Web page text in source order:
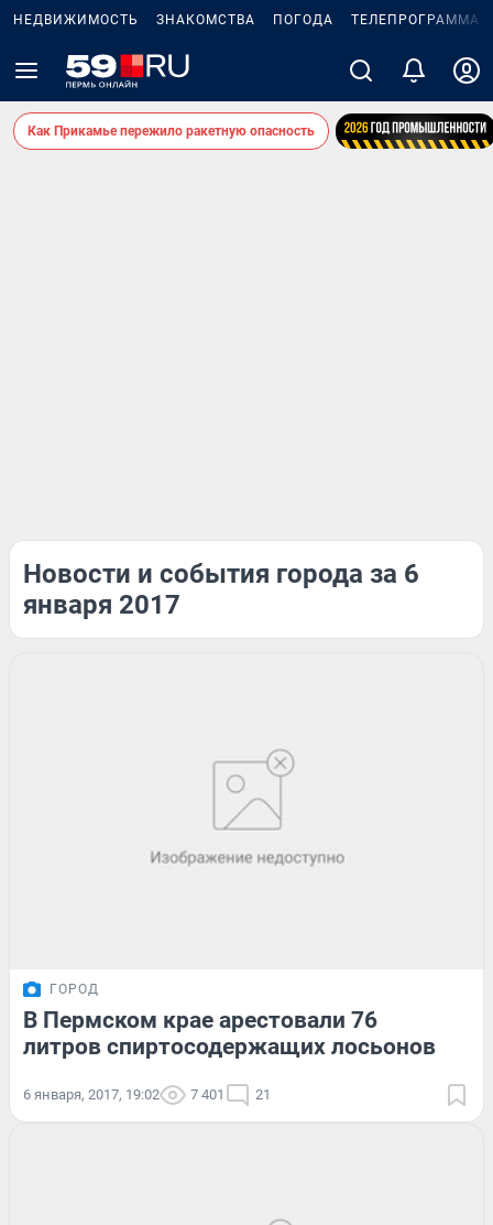
НЕДВИЖИМОСТЬ ЗНАКОМСТВА ПОГОДА ТЕЛЕПРОГРАММА
Как Прикамье пережило ракетную опасность
Новости и события города за 6
января 2017
ГОРОД
В Пермском крае арестовали 76
литров спиртосодержащих лосьонов
6 января, 2017, 19:02 7 401 21